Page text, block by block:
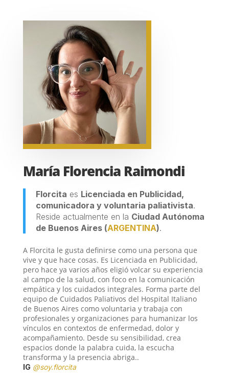
María Florencia Raimondi
Florcita es Licenciada en Publicidad,
comunicadora y voluntaria paliativista.
Reside actualmente en la Ciudad Autónoma
de Buenos Aires (ARGENTINA).
A Florcita le gusta definirse como una persona que
vive y que hace cosas. Es Licenciada en Publicidad,
pero hace ya varios años eligió volcar su experiencia
al campo de la salud, con foco en la comunicación
empática y los cuidados integrales. Forma parte del
equipo de Cuidados Paliativos del Hospital Italiano
de Buenos Aires como voluntaria y trabaja con
profesionales y organizaciones para humanizar los
vínculos en contextos de enfermedad, dolor y
acompañamiento. Desde su sensibilidad, crea
espacios donde la palabra cuida, la escucha
transforma y la presencia abriga..
IG @soy.florcita